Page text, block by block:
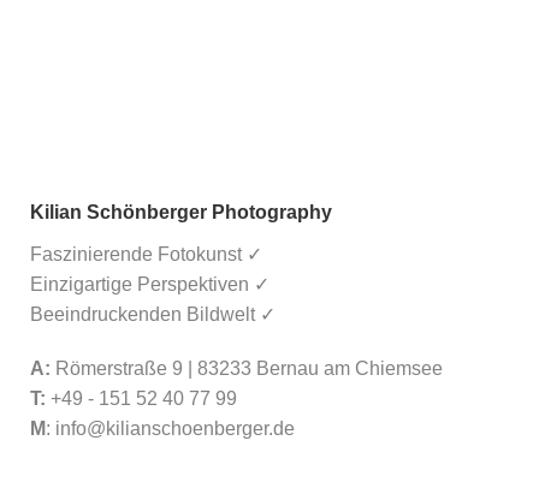
Kilian Schönberger Photography
Faszinierende Fotokunst ✓
Einzigartige Perspektiven ✓
Beeindruckenden Bildwelt ✓
A: Römerstraße 9 | 83233 Bernau am Chiemsee
T: +49 - 151 52 40 77 99
M: info@kilianschoenberger.de